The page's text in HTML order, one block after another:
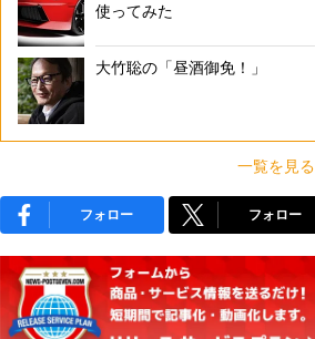
使ってみた
大竹聡の「昼酒御免！」
一覧を見る
フォロー フォロー